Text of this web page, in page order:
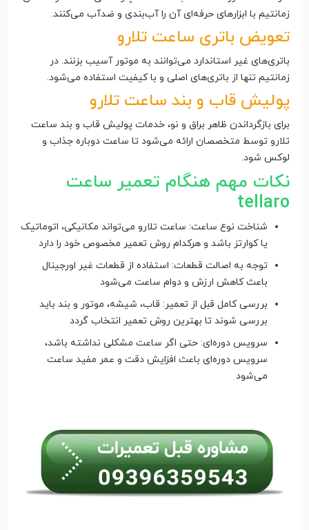
زمانتیم با ابزارهای حرفه‌ای آن را آب‌بندی و ضدآب می‌کنند.
تعویض باتری ساعت تلارو
باتری‌های غیر استاندارد می‌توانند به موتور آسیب بزنند. در
زمانتیم تنها از باتری‌های اصلی و با کیفیت استفاده می‌شود.
پولیش قاب و بند ساعت تلارو
برای بازگرداندن ظاهر براق و نو، خدمات پولیش قاب و بند ساعت
تلارو توسط متخصصان ارائه می‌شود تا ساعت دوباره جذاب و
لوکس شود.
نکات مهم هنگام تعمیر ساعت
tellaro
شناخت نوع ساعت: ساعت تلارو می‌تواند مکانیکی، اتوماتیک
یا کوارتز باشد و هرکدام روش تعمیر مخصوص خود را دارد
توجه به اصالت قطعات: استفاده از قطعات غیر اورجینال
باعث کاهش ارزش و دوام ساعت می‌شود
بررسی کامل قبل از تعمیر: قاب، شیشه، موتور و بند باید
بررسی شوند تا بهترین روش تعمیر انتخاب گردد
سرویس دوره‌ای: حتی اگر ساعت مشکلی نداشته باشد،
سرویس دوره‌ای باعث افزایش دقت و عمر مفید ساعت
می‌شود